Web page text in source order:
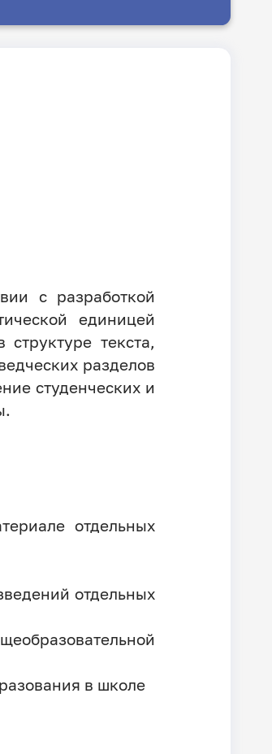
с разработкой
единицей
текста,
разделов
студенческих и
отдельных
отдельных
в школе